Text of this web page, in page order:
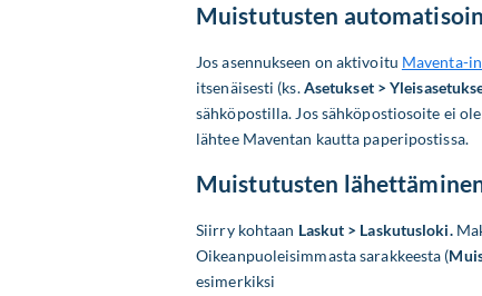
Muistutusten
Jos asennukseen on aktivoitu Maventa-
itsenäisesti (ks.Asetukset >
sähköpostilla. Jos sähköpostiosoite ei
lähtee Maventan kautta paperipostissa.
Muistutusten
Siirry kohtaan Laskut > Laskutusloki.
Oikeanpuoleisimmasta sarakkeesta (
esimerkiksi